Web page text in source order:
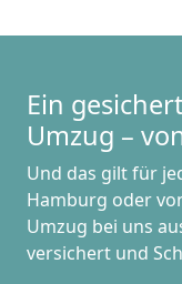
Ein
Umzug –
Und das gilt für
Hamburg oder
Umzug bei uns
versichert und